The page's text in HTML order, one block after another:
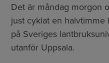
Det är måndag morgon
just cyklat en halvtimme
på Sveriges
utanför Uppsala.